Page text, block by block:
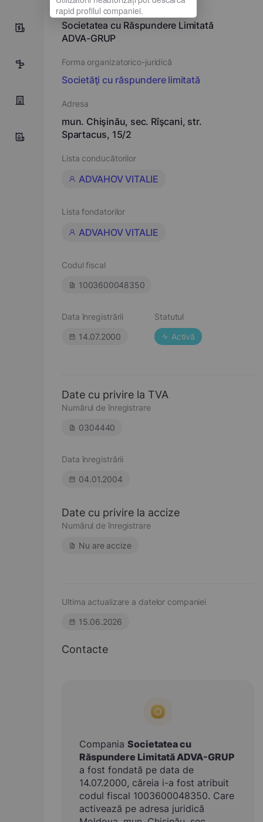
7
10
Denumirea completă
Societatea cu Răspundere Limitată
ADVA-GRUP
Forma organizatorico-juridică
Societăţi cu răspundere limitată
Adresa
mun. Chişinău, sec. Rîşcani, str.
Spartacus, 15/2
Lista conducătorilor
ADVAHOV VITALIE
Lista fondatorilor
ADVAHOV VITALIE
Codul fiscal
1003600048350
Data înregistrării
14.07.2000
Statutul
Activă
Date cu privire la TVA
Numărul de înregistrare
0304440
Data înregistrării
04.01.2004
Date cu privire la accize
Numărul de înregistrare
Nu are accize
Ultima actualizare a datelor companiei
15.06.2026
Contacte
Compania Societatea cu
Răspundere Limitată ADVA-GRUP
a fost fondată pe data de
14.07.2000, căreia i-a fost atribuit
codul fiscal 1003600048350. Care
activează pe adresa juridică